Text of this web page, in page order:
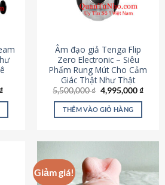
Giá
tại
545,000 ₫.
Âm đạo giả Tenga Flip
Zero Electronic – Siêu
Phẩm Rung Mút Cho Cảm
Giác Thật Như Thật
5,500,000₫ Giá
gốc
là:
5,500,000 ₫.
4,995,000₫Giá
THÊM VÀO GIỎ HÀNG
Giảm giá!